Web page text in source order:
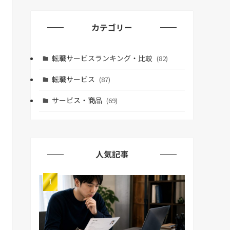
カテゴリー
転職サービスランキング・比較 (82)
転職サービス (87)
サービス・商品 (69)
人気記事